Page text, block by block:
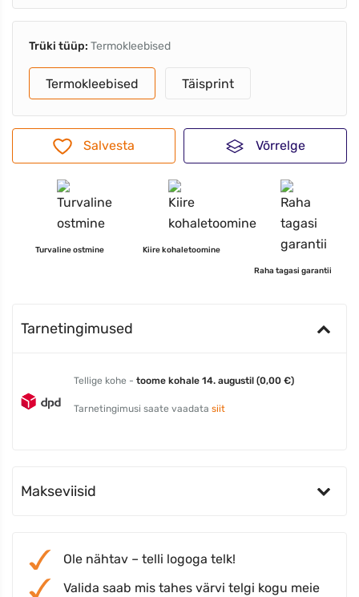
Trüki tüüp: Termokleebised
Termokleebised Täisprint
Salvesta Võrrelge
Turvaline ostmine Kiire kohaletoomine
Raha tagasi garantii
Tarnetingimused
Tellige kohe - toome kohale 14. augustil (0,00 €)
Tarnetingimusi saate vaadata siit
Makseviisid
Ole nähtav – telli logoga telk!
Valida saab mis tahes värvi telgi kogu meie